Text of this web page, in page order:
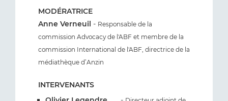
MODÉRATRICE
Anne Verneuil - Responsable de la
commission Advocacy de l'ABF et membre de la
commission International de l'ABF, directrice de la
médiathèque d’Anzin
INTERVENANTS